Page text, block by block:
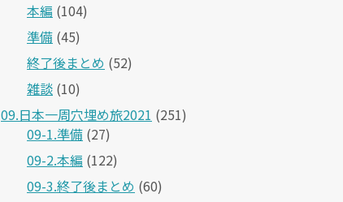
本編 (104)
準備 (45)
終了後まとめ (52)
雑談 (10)
09.日本一周穴埋め旅2021 (251)
09-1.準備 (27)
09-2.本編 (122)
09-3.終了後まとめ (60)